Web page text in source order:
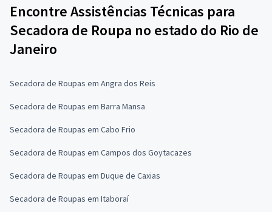
Encontre Assistências Técnicas para
Secadora de Roupa no estado do Rio de
Janeiro
Secadora de Roupas em Angra dos Reis
Secadora de Roupas em Barra Mansa
Secadora de Roupas em Cabo Frio
Secadora de Roupas em Campos dos Goytacazes
Secadora de Roupas em Duque de Caxias
Secadora de Roupas em Itaboraí